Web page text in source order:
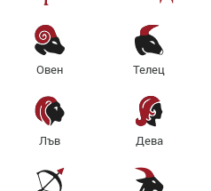
Овен Телец
Лъв Дева